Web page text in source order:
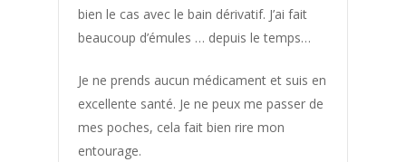
bien le cas avec le bain dérivatif. J’ai fait
beaucoup d’émules … depuis le temps…
Je ne prends aucun médicament et suis en
excellente santé. Je ne peux me passer de
mes poches, cela fait bien rire mon
entourage.
Déposer un
témoignage